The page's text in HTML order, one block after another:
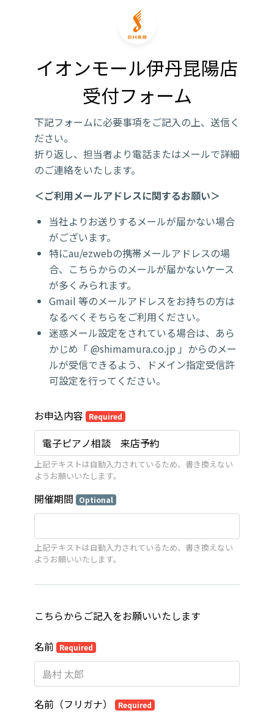
イオンモール伊丹昆陽店
受付フォーム
下記フォームに必要事項をご記入の上、送信く
ださい。
折り返し、担当者より電話またはメールで詳細
のご連絡をいたします。
＜ご利用メールアドレスに関するお願い＞
当社よりお送りするメールが届かない場合
がございます。
特にau/ezwebの携帯メールアドレスの場
合、こちらからのメールが届かないケース
が多くみられます。
Gmail 等のメールアドレスをお持ちの方は
なるべくそちらをご利用ください。
迷惑メール設定をされている場合は、あら
かじめ「 @shimamura.co.jp 」からのメー
ルが受信できるよう、ドメイン指定受信許
可設定を行ってください。
お申込内容 Required
上記テキストは自動入力されているため、書き換えない
ようお願いいたします。
開催期間 Optional
上記テキストは自動入力されているため、書き換えない
ようお願いいたします。
こちらからご記入をお願いいたします
名前 Required
名前（フリガナ） Required